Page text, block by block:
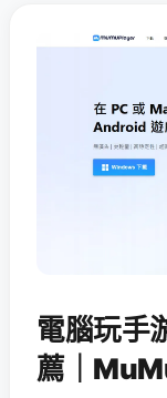
電腦玩手
薦｜